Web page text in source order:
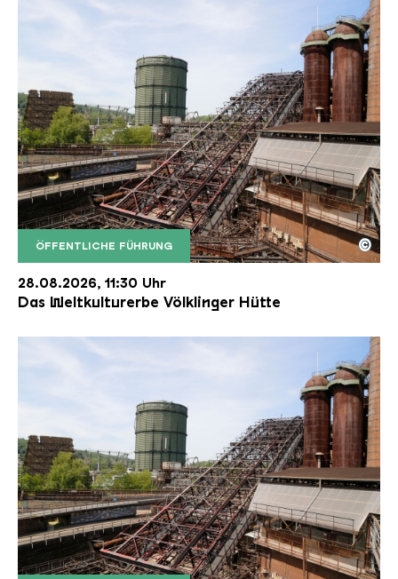
ÖFFENTLICHE FÜHRUNG
Der Erzschrägaufzug der Völklinger Hütte mit
Copyright: Weltkulturerbe Völklinger Hütte | Karl
©
28.08.2026, 11:30 Uhr
Das Weltkulturerbe Völklinger Hütte